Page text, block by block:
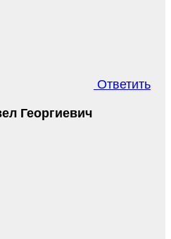
Ответить
Георгиевич